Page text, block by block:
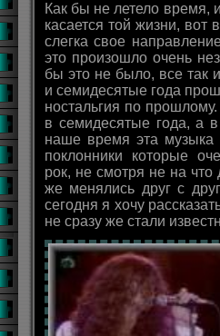
Как бы не летело время,
касается той жизни, вот
слегка свое
это произошло очень
бы это не было, все так
и семидесятые года
ностальгия по
в семидесятые года, а
наше время эта
поклонники которые
рок, не смотря не на
же менялись друг с
сегодня я хочу
не сразу же стали